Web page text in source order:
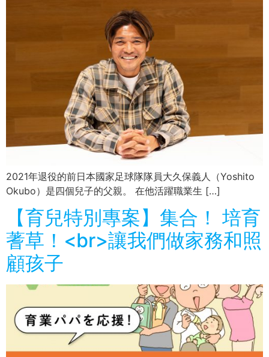
2021年退役的前日本國家足球隊隊員大久保義人（Yoshito
Okubo）是四個兒子的父親。 在他活躍職業生 […]
【育兒特別專案】集合！ 培育
蓍草！<br>讓我們做家務和照
顧孩子